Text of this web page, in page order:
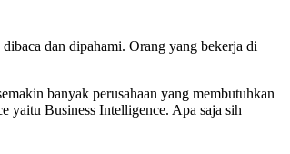
dan dipahami. Orang yang bekerja di
banyak perusahaan yang membutuhkan
yaitu Business Intelligence. Apa saja sih